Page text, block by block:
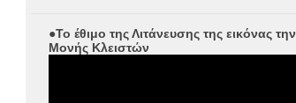
●Το έθιμο της Λιτάνευσης της εικόνας την
Μονής Κλειστών